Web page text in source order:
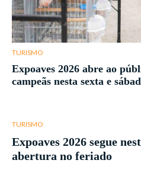
TURISMO
Expoaves 2026 abre ao
campeãs nesta sexta e
TURISMO
Expoaves 2026 segue
abertura no feriado